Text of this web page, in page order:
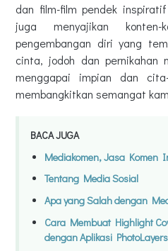
dan film-film pendek
juga menyajikan
pengembangan diri yang
cinta, jodoh dan pernikahan
menggapai impian dan
membangkitkan semangat
BACA JUGA
Mediakomen, Jasa Komen
Tentang Media Sosial
Apa yang Salah dengan
Cara Membuat Highlight
dengan Aplikasi PhotoLayers